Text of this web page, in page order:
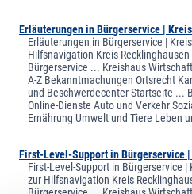
Erläuterungen in Bürgerservice |
Erläuterungen in Bürgerservice |
Hilfsnavigation Kreis
Bürgerservice ... Kreishaus
A-Z Bekanntmachungen Ortsrecht
und Beschwerdecenter Startseite ...
Online-Dienste Auto und Verkehr
Ernährung Umwelt und Tiere Leben
First-Level-Support in Bürgerservice
First-Level-Support in Bürgerservice
zur Hilfsnavigation Kreis